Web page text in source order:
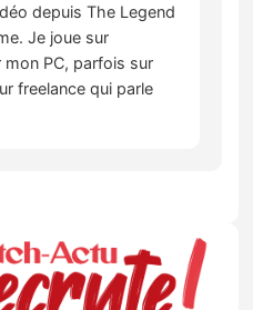
depuis The Legend
Je joue sur
PC, parfois sur
freelance qui parle